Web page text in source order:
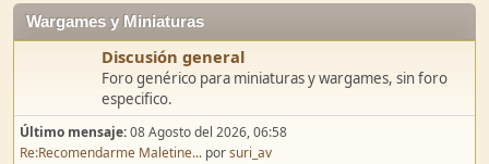
Wargames y Miniaturas
Discusión general
Foro genérico para miniaturas y wargames, sin foro
especifico.
Último mensaje:08 Agosto del 2026, 06:58
Re:Recomendarme Maletine... porsuri_av